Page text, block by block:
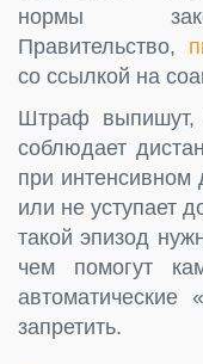
нормы
Правительство,
со ссылкой на
Штраф выпишут,
соблюдает
при интенсивном
или не уступает
такой эпизод
чем помогут
автоматические
запретить.